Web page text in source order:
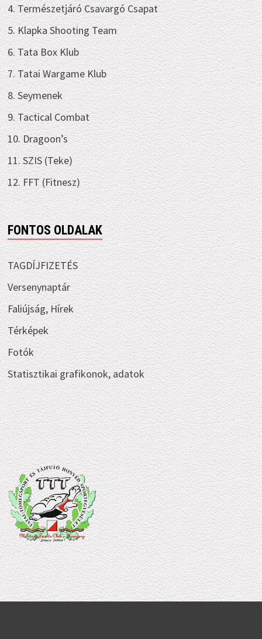
4. Természetjáró Csavargó Csapat
5. Klapka Shooting Team
6. Tata Box Klub
7. Tatai Wargame Klub
8. Seymenek
9. Tactical Combat
10. Dragoon’s
11. SZIS (Teke)
12. FFT (Fitnesz)
FONTOS OLDALAK
TAGDÍJFIZETÉS
Versenynaptár
Faliújság, Hírek
Térképek
Fotók
Statisztikai grafikonok, adatok